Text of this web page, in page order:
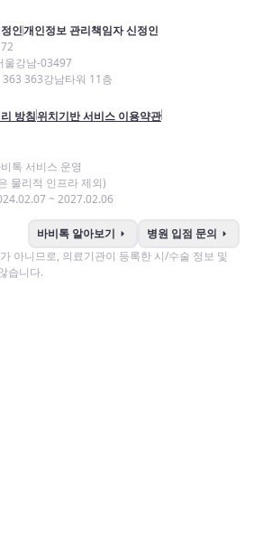
인개인정보 관리책임자 신정인
울강남-03497
363강남타워 11층
방침위치기반 서비스 이용약관
톡 서비스 운영
물리적 인프라 제외)
~ 2027.02.06
바비톡 알아보기 arrow_right 병원 입점 문의 arrow_right
아니므로, 의료기관이 등록한 시/수술 정보 및
습니다.